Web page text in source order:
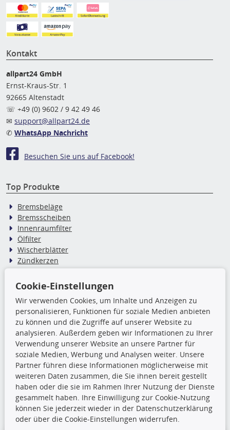
Kontakt
allpart24 GmbH
Ernst-Kraus-Str. 1
92665 Altenstadt
☏ +49 (0) 9602 / 9 42 49 46
✉ support@allpart24.de
✆ WhatsApp Nachricht
Besuchen Sie uns auf Facebook!
Top Produkte
Bremsbeläge
Bremsscheiben
Innenraumfilter
Ölfilter
Wischerblätter
Zündkerzen
TecDoc Inside
Die hier angezeigten Daten,
insbesondere die gesamte Datenbank,
dürfen nicht kopiert werden. Es ist zu
unterlassen, die Daten oder die gesamte Datenbank ohne
vorherige Zustimmung TecDocs zu vervielfältigen, zu
verbreiten und/oder diese Handlungen durch Dritte ausführen
zu lassen. Ein Zuwiderhandeln stellt eine
Urheberrechtsverletzung dar und wird verfolgt.
Ronny’s Newsletter
Cookie-Einstellungen
Wir verwenden Cookies, um Inhalte und Anzeigen zu
personalisieren, Funktionen für soziale Medien anbieten
zu können und die Zugriffe auf unserer Website zu
analysieren. Außerdem geben wir Informationen zu Ihrer
Verwendung unserer Website an unsere Partner für
soziale Medien, Werbung und Analysen weiter. Unsere
Partner führen diese Informationen möglicherweise mit
weiteren Daten zusammen, die Sie ihnen bereit gestellt
haben oder die sie im Rahmen Ihrer Nutzung der Dienste
gesammelt haben. Ihre Einwilligung zur Cookie-Nutzung
können Sie jederzeit wieder in der Datenschutzerklärung
oder über die Cookie-Einstellungen widerrufen.